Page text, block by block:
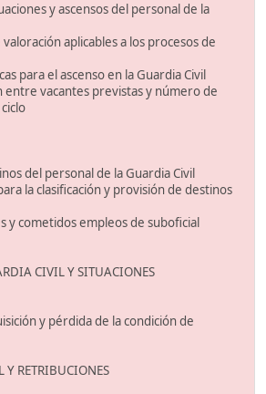
y ascensos del personal de la
aplicables a los procesos de
para el ascenso en la Guardia Civil
entre vacantes previstas y número de
del personal de la Guardia Civil
la clasificación y provisión de destinos
y cometidos empleos de suboficial
CIVIL Y SITUACIONES
y pérdida de la condición de
Y RETRIBUCIONES